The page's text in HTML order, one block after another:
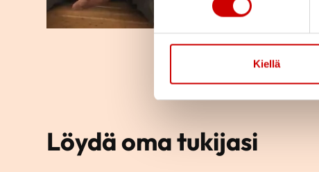
Kiellä
Löydä oma tukijasi